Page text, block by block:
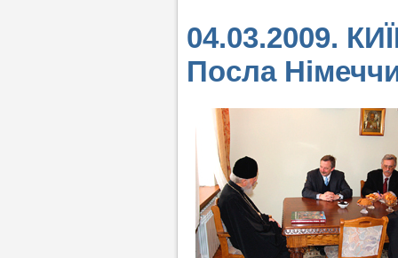
04.03.2009.
Посла